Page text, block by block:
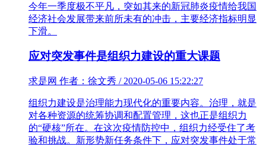
今年一季度极不平凡，突如其来的新冠肺炎疫情给我国
经济社会发展带来前所未有的冲击，主要经济指标明显
下滑。
应对突发事件是组织力建设的重大课题
求是网 作者：徐文秀 / 2020-05-06 15:22:27
组织力建设是治理能力现代化的重要内容。治理，就是
对各种资源的统筹协调和配置管理，这也正是组织力
的“硬核”所在。在这次疫情防控中，组织力经受住了考
验和挑战。新形势新任务条件下，应对突发事件处于常